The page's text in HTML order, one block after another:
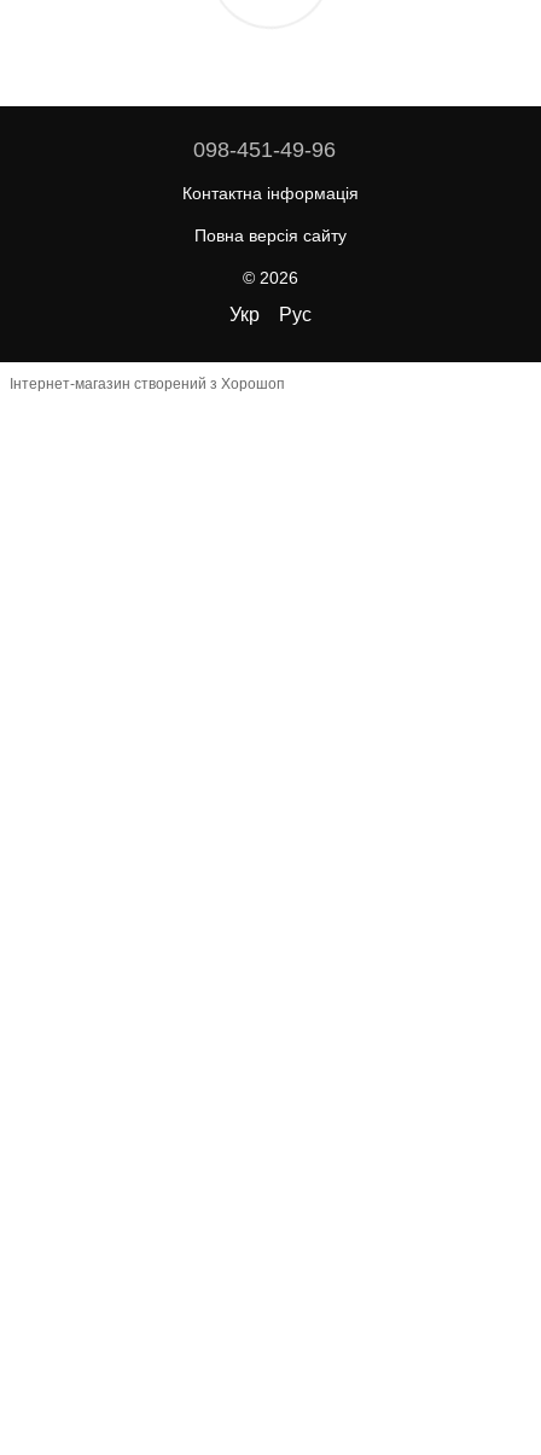
098-451-49-96
Контактна інформація
Повна версія сайту
© 2026
Укр Рус
Інтернет-магазин створений з Хорошоп